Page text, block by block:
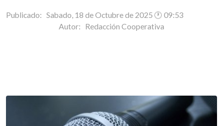
Publicado: Sabado, 18 de Octubre de 2025 🕐 09:53
Autor: Redacción Cooperativa